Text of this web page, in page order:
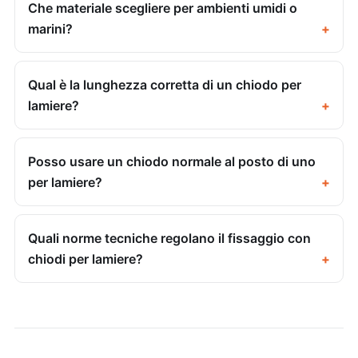
Che materiale scegliere per ambienti umidi o
marini?
Qual è la lunghezza corretta di un chiodo per
lamiere?
Posso usare un chiodo normale al posto di uno
per lamiere?
Quali norme tecniche regolano il fissaggio con
chiodi per lamiere?